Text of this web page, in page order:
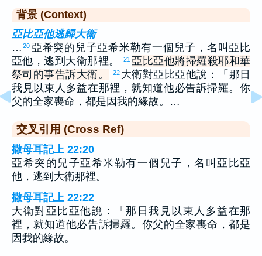
背景 (Context)
亞比亞他逃歸大衛
… 20 亞希突的兒子亞希米勒有一個兒子，名叫亞比
亞他，逃到大衛那裡。
21 亞比亞他將掃羅殺耶和華
祭司的事告訴大衛。
22 大衛對亞比亞他說：「那日
我見以東人多益在那裡，就知道他必告訴掃羅。你
父的全家喪命，都是因我的緣故。…
交叉引用 (Cross Ref)
撒母耳記上 22:20
亞希突的兒子亞希米勒有一個兒子，名叫亞比亞
他，逃到大衛那裡。
撒母耳記上 22:22
大衛對亞比亞他說：「那日我見以東人多益在那
裡，就知道他必告訴掃羅。你父的全家喪命，都是
因我的緣故。